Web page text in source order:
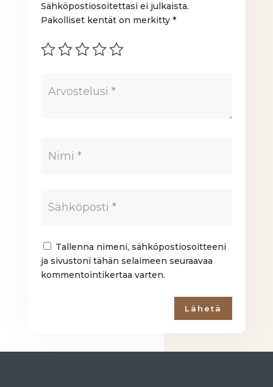
Sähköpostiosoitettasi ei julkaista.
Pakolliset kentät on merkitty*
Tallenna nimeni, sähköpostiosoitteeni
ja sivustoni tähän selaimeen seuraavaa
kommentointikertaa varten.
Lähetä